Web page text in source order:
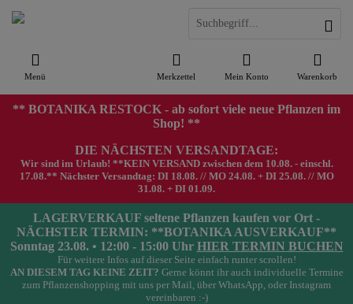
Menü Warenkorb
Merkzettel Mein Konto
** BOTANIKA RESTOCK - ab sofort viele neue Pflanzen im
Shop! **
DIE NÄCHSTEN VERSANDTAGE:
Wir sind im Urlaub! **KEIN VERSAND zwischen dem 10.08. - einschl.
17.08.** Nächster Versandtag: DI 18.08. // MO 24.08. + DI 25.08. // MO
31.08. + DI 01.09.
LAGERVERKAUF seltene Pflanzen kaufen vor Ort -
NÄCHSTER TERMIN: **BOTANIKA AUSVERKAUF**
Sonntag 23.08. • 12:00 - 15:00 Uhr HIER TERMIN BUCHEN
Für weitere Infos auf dieser Seite einfach runter scrollen!
AN DIESEM TAG KEINE ZEIT? Gerne könnt ihr auch individuelle Termine
zum Pflanzenshopping mit uns per Mail, über WhatsApp, oder Instagram
vereinbaren :-)